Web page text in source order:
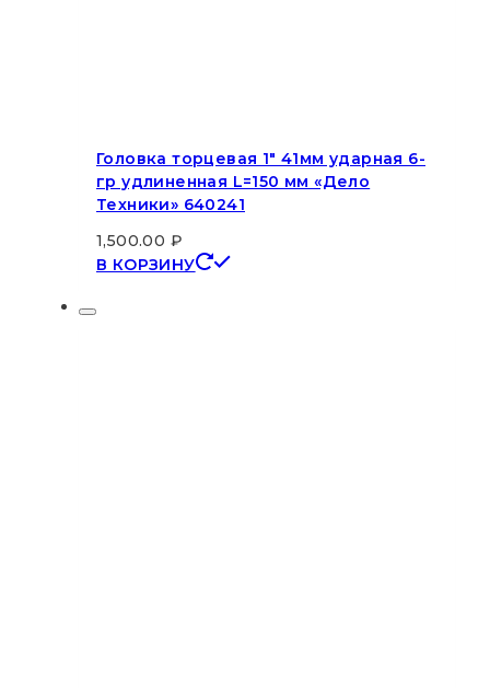
Головка торцевая 1″ 41мм ударная 6-
гр удлиненная L=150 мм «Дело
Техники» 640241
1,500.00 ₽
В КОРЗИНУ